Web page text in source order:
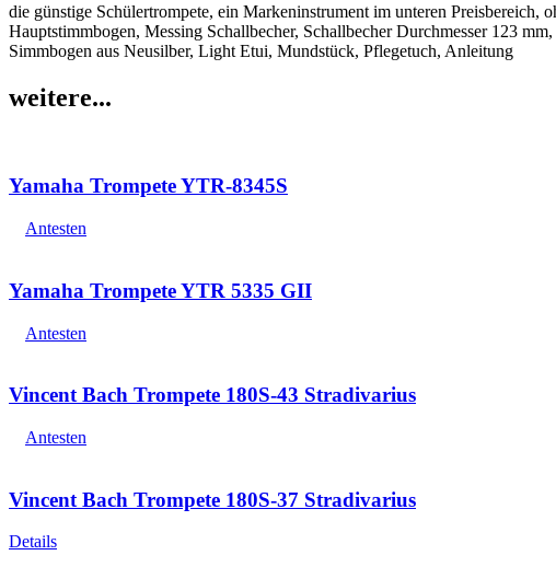
die günstige Schülertrompete, ein Markeninstrument im unteren
Hauptstimmbogen, Messing Schallbecher, Schallbecher Durchmesser 123
Simmbogen aus Neusilber, Light Etui, Mundstück, Pflegetuch, Anleitung
weitere...
Yamaha Trompete YTR-8345S
Antesten
Yamaha Trompete YTR 5335 GII
Antesten
Vincent Bach Trompete 180S-43 Stradivarius
Antesten
Vincent Bach Trompete 180S-37 Stradivarius
Details